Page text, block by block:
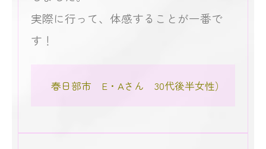
実際に行って、体感することが一番で
す！
春日部市 E・Aさん 30代後半女性）